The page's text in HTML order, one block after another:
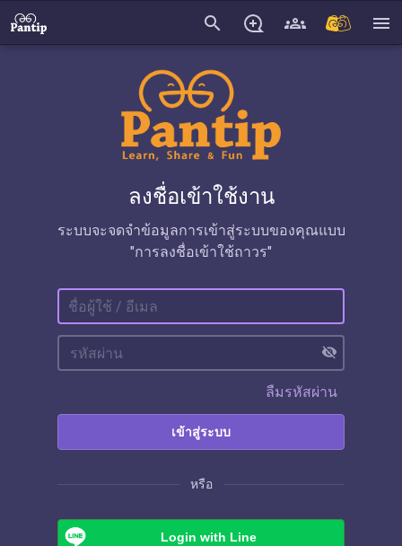
search menu
ลงชื่อเข้าใช้งาน
ระบบจะจดจำข้อมูลการเข้าสู่ระบบของคุณแบบ
"การลงชื่อเข้าใช้ถาวร"
visibility_off
ลืมรหัสผ่าน
เข้าสู่ระบบ
หรือ
Login with Line